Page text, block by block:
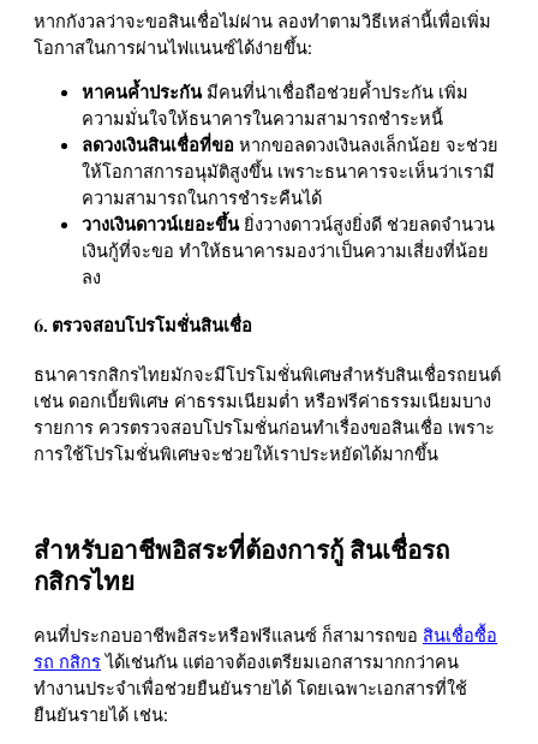
หากกังวลว่าจะขอสินเชื่อไม่ผ่าน ลองทำตามวิธีเหล่านี้เพื่อเพิ่ม
โอกาสในการผ่านไฟแนนซ์ได้ง่ายขึ้น:
หาคนค้ำประกันมีคนที่น่าเชื่อถือช่วยค้ำประกัน เพิ่ม
ความมั่นใจให้ธนาคารในความสามารถชำระหนี้
ลดวงเงินสินเชื่อที่ขอ หากขอลดวงเงินลงเล็กน้อย จะช่วย
ให้โอกาสการอนุมัติสูงขึ้น เพราะธนาคารจะเห็นว่าเรามี
ความสามารถในการชำระคืนได้
วางเงินดาวน์เยอะขึ้นยิ่งวางดาวน์สูงยิ่งดี ช่วยลดจำนวน
เงินกู้ที่จะขอ ทำให้ธนาคารมองว่าเป็นความเสี่ยงที่น้อย
ลง
6. ตรวจสอบโปรโมชั่นสินเชื่อ
ธนาคารกสิกรไทยมักจะมีโปรโมชั่นพิเศษสำหรับสินเชื่อรถยนต์
เช่น ดอกเบี้ยพิเศษ ค่าธรรมเนียมต่ำ หรือฟรีค่าธรรมเนียมบาง
รายการ ควรตรวจสอบโปรโมชั่นก่อนทำเรื่องขอสินเชื่อ เพราะ
การใช้โปรโมชั่นพิเศษจะช่วยให้เราประหยัดได้มากขึ้น
สำหรับอาชีพอิสระที่ต้องการกู้ สินเชื่อรถ
กสิกรไทย
คนที่ประกอบอาชีพอิสระหรือฟรีแลนซ์ ก็สามารถขอ สินเชื่อซื้อ
รถ กสิกรได้เช่นกัน แต่อาจต้องเตรียมเอกสารมากกว่าคน
ทำงานประจำเพื่อช่วยยืนยันรายได้ โดยเฉพาะเอกสารที่ใช้
ยืนยันรายได้ เช่น: